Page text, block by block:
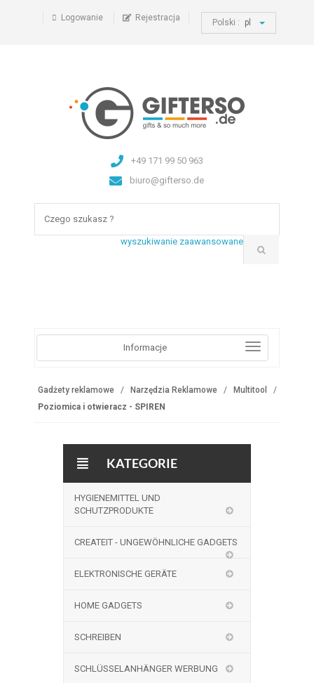
Logowanie Rejestracja Polski : pl
+49 171 99 50 963
biuro@gifterso.de
wyszukiwanie zaawansowane
Informacje
Gadżety reklamowe Narzędzia Reklamowe
Multitool
Poziomica i otwieracz - SPIREN
KATEGORIE
HYGIENEMITTEL UND
SCHUTZPRODUKTE
CREATEIT - UNGEWÖHNLICHE GADGETS
ELEKTRONISCHE GERÄTE
HOME GADGETS
SCHREIBEN
SCHLÜSSELANHÄNGER WERBUNG